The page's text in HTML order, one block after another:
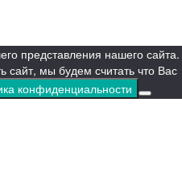
представления нашего сайта.
сайт, мы будем считать что Вас
конфиденциальности